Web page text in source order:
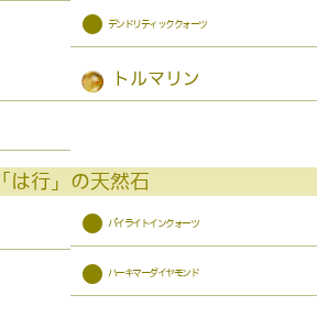
● デンドリティッククォーツ
トルマリン
「は行」の天然石
● パイライトインクォーツ
● ハーキマーダイヤモンド